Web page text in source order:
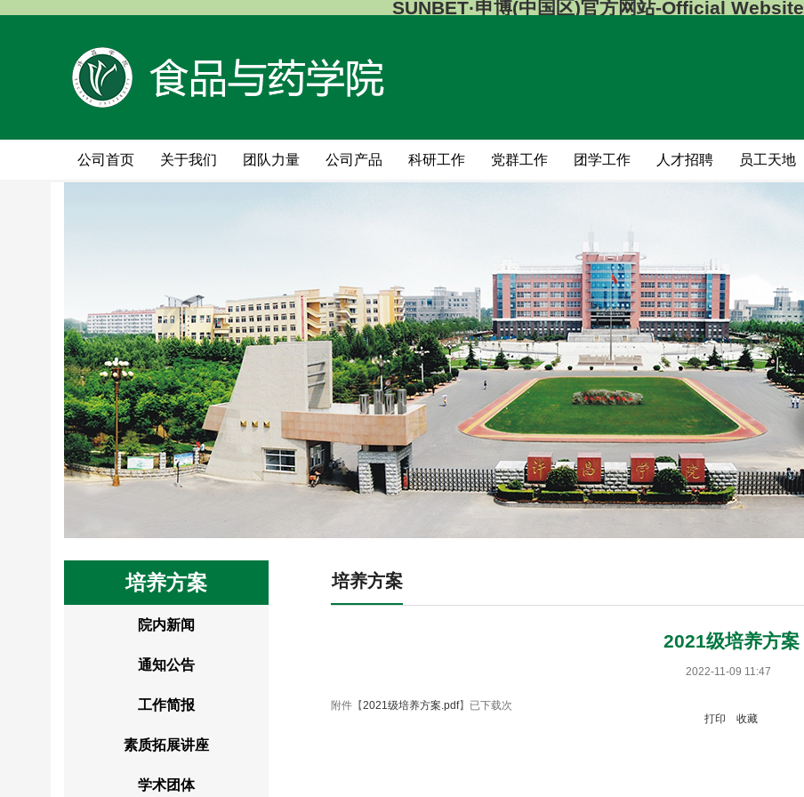
SUNBET·申博(中国区)官方网站-Official Website
公司首页 关于我们 团队力量 公司产品 科研工作 党群工作 团学工作 人才招聘 员工天地
培养方案
院内新闻
通知公告
工作简报
素质拓展讲座
学术团体
培养方案
2021级培养方案
2022-11-09 11:47
附件【2021级培养方案.pdf】 已下载次
打印
收藏